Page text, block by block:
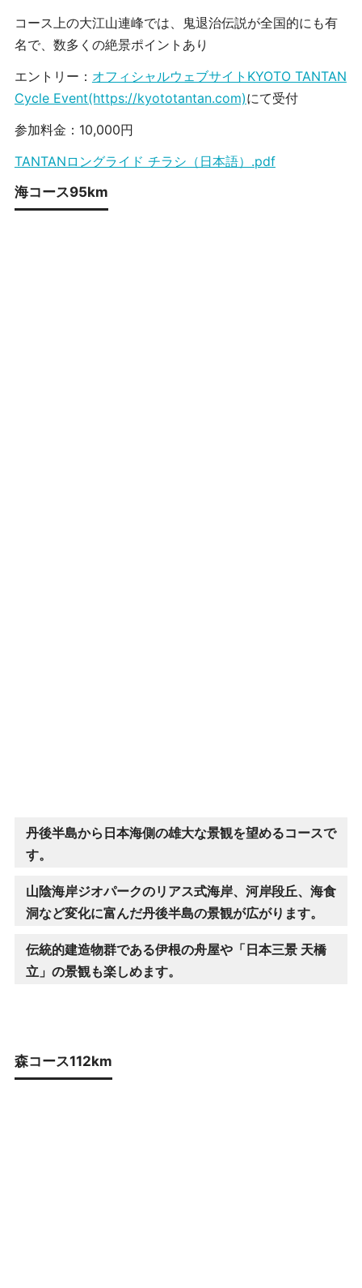
コース上の大江山連峰では、鬼退治伝説が全国的にも有
名で、数多くの絶景ポイントあり
エントリー： オフィシャルウェブサイトKYOTO TANTAN
Cycle Event(https://kyototantan.com)にて受付
参加料金：10,000円
TANTANロングライド チラシ（日本語）.pdf
海コース95km
丹後半島から日本海側の雄大な景観を望めるコースで
す。
山陰海岸ジオパークのリアス式海岸、河岸段丘、海食
洞など変化に富んだ丹後半島の景観が広がります。
伝統的建造物群である伊根の舟屋や「日本三景 天橋
立」の景観も楽しめます。
森コース112km